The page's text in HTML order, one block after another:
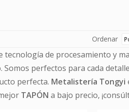
Ordenar
de procesamiento y
perfectos para cada
perfecta. Metalistería Tongyi
TAPÓN a bajo precio,